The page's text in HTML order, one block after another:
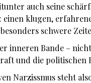
auch seine
klugen,
schwere
inneren Bande –
und die politischen
Narzissmus steht